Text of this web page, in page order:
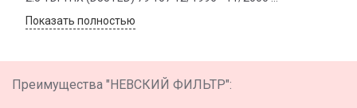
2.8 D 8140.63 (F28D) 64 87 01/1999 - 02/2002
2.0 XU10J2 81 110 04/2002 ->
Показать полностью
Преимущества "НЕВСКИЙ ФИЛЬТР":